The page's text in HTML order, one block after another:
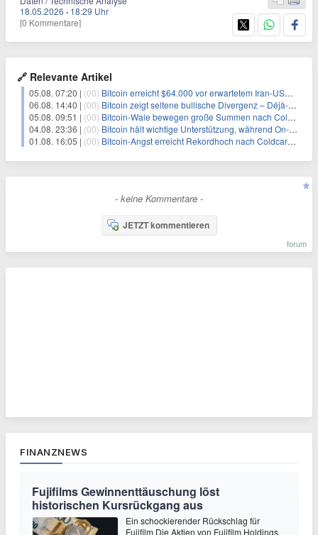
18.05.2026 · 18:29 Uhr
[0 Kommentare]
🔗 Relevante Artikel
05.08. 07:20 | (00) Bitcoin erreicht $64.000 vor erwartetem Iran-USA-Oman-Abkommen zur Straße von Hormus
06.08. 14:40 | (00) Bitcoin zeigt seltene bullische Divergenz – Déjà-vu für BTC?
05.08. 09:51 | (00) Bitcoin-Wale bewegen große Summen nach Coldcard-Chaos
04.08. 23:36 | (00) Bitcoin hält wichtige Unterstützung, während On-Chain-Daten auf neue Akkumulation hinweisen
01.08. 16:05 | (00) Bitcoin-Angst erreicht Rekordhoch nach Coldcard-Sicherheitslücke
- keine Kommentare -
JETZT kommentieren
forum
FINANZNEWS
Fujifilms Gewinnenttäuschung löst
historischen Kursrückgang aus
Ein schockierender Rückschlag für
Fujifilm Die Aktien von Fujifilm Holdings